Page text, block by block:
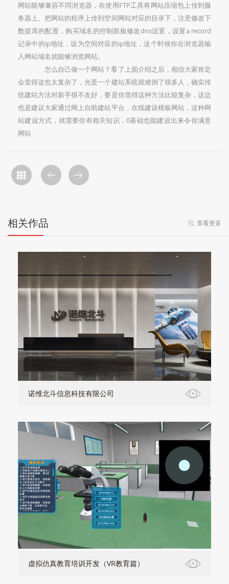
网站能够兼容不同浏览器，在使用FTP工具将网站压缩包上传到服
务器上。把网站的程序上传到空间网站对应的目录下，注意修改下
数据库的配置，购买域名的控制面板修改dns设置，设置a record
记录中的ip地址，设为空间对应的ip地址，这个时候你在浏览器输
入网站域名就能够浏览网站。
怎么自己做一个网站？看了上面介绍之后，相信大家肯定
会觉得这也太复杂了，光是一个建站系统就难倒了很多人，确实传
统建站方法对新手很不友好，要是你觉得这种方法比较复杂，这边
也是建议大家通过网上自助建站平台，在线建设模板网站，这种网
站建设方式，就需要你有相关知识，0基础也能建设出来令你满意
网站
相关作品 查看更多
诺维北斗信息科技有限公司
虚拟仿真教育培训开发（VR教育篇）